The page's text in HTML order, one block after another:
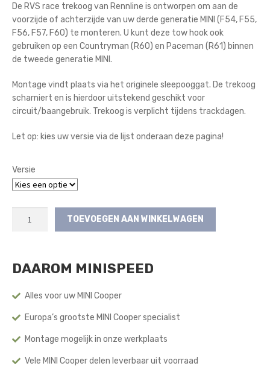
De RVS race trekoog van Rennline is ontworpen om aan de
voorzijde of achterzijde van uw derde generatie MINI (F54, F55,
F56, F57, F60) te monteren. U kunt deze tow hook ook
gebruiken op een Countryman (R60) en Paceman (R61) binnen
de tweede generatie MINI.
Montage vindt plaats via het originele sleepooggat. De trekoog
scharniert en is hierdoor uitstekend geschikt voor
circuit/baangebruik. Trekoog is verplicht tijdens trackdagen.
Let op: kies uw versie via de lijst onderaan deze pagina!
Versie
-
1
TOEVOEGEN AAN WINKELWAGEN
DAAROM MINISPEED
Alles voor uw MINI Cooper
Europa’s grootste MINI Cooper specialist
Montage mogelijk in onze werkplaats
Vele MINI Cooper delen leverbaar uit voorraad